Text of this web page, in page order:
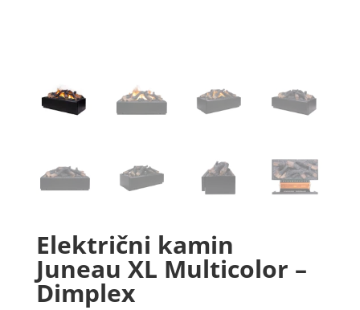
Električni kamin
Juneau XL Multicolor –
Dimplex